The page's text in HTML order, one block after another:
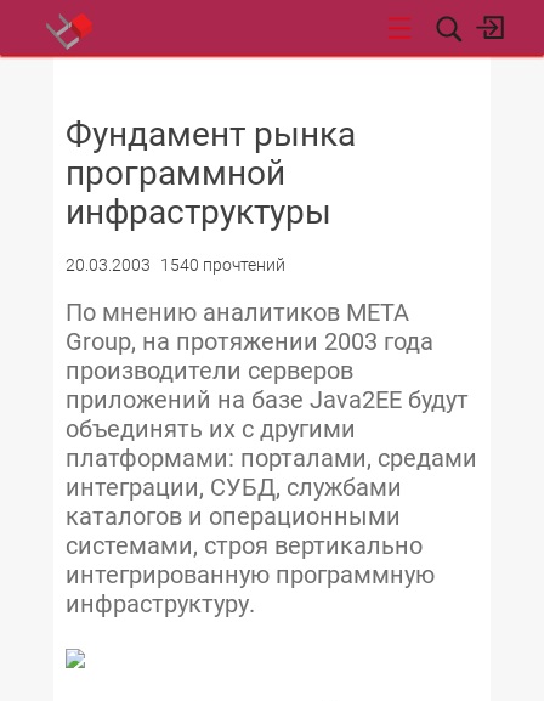
Фундамент рынка
программной
инфраструктуры
20.03.2003 1540 прочтений
По мнению аналитиков META
Group, на протяжении 2003 года
производители серверов
приложений на базе Java2EE будут
объединять их с другими
платформами: порталами, средами
интеграции, СУБД, службами
каталогов и операционными
системами, строя вертикально
интегрированную программную
инфраструктуру.